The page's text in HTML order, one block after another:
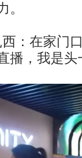
。
：在家门
播，我是